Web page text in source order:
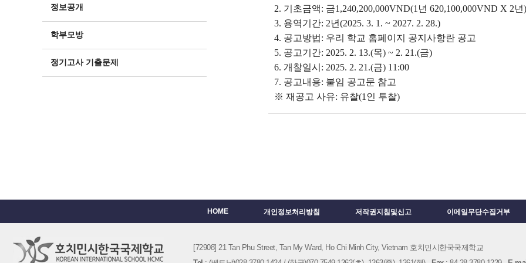
정보공개
학부모방
정기고사 기출문제
2. 기초금액: 금1,240,200,000VND(1 년 620,100,000VND X 2년)
3. 용역기간: 2년(2025. 3. 1. ~ 2027. 2. 28.)
4. 공고방법: 우리 학교 홈페이지 공지사항란 공고
5. 공고기간: 2025. 2. 13.(목) ~ 2. 21.(금)
6. 개찰일시 : 2025. 2. 21.(금) 11:00
7. 공고내용: 붙임 공고문 참고
※ 재공고 사유: 유찰(1인 투찰)
HOME 개인정보처리방침 저작권지침및신고 이메일무단수집거부
[72908] 21 Tan Phu Street, Tan My Ward, Ho Chi Minh City, Vietnam 호치민시한국국제학교